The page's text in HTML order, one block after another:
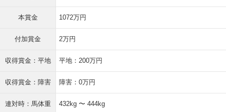
本賞金 1072万円
付加賞金 2万円
収得賞金：平地 平地：200万円
収得賞金：障害 障害：0万円
連対時：馬体重 432kg 〜 444kg